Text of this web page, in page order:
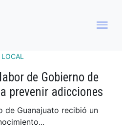
LOCAL
de Gobierno de
prevenir adicciones
de Guanajuato recibió un